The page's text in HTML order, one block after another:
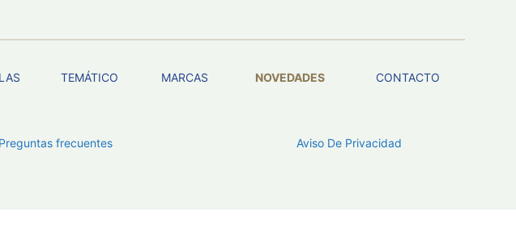
TEMÁTICO MARCAS NOVEDADES CONTACTO
Preguntas frecuentes Aviso De Privacidad